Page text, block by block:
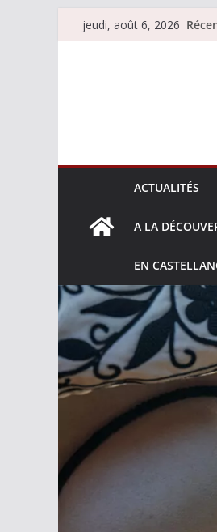
Passerjeudi, août 6, 2026
ACTUALITÉS
A LA
EN